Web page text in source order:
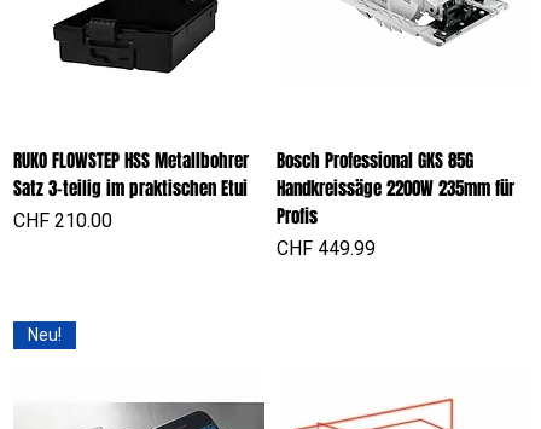
RUKO FLOWSTEP HSS Metallbohrer
Satz 3-teilig im praktischen Etui
Preis
CHF 210.00
Bosch Professional GKS 85G
Handkreissäge 2200W 235mm für
Profis
Preis
CHF 449.99
Neu!